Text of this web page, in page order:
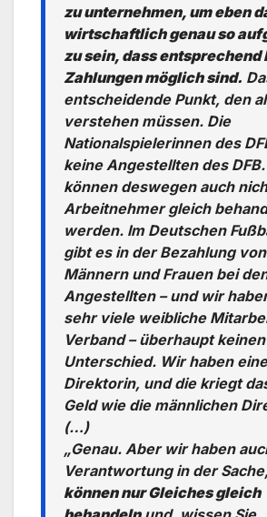
zu unternehmen, um eben
wirtschaftlich genau so
zu sein, dass entsprechend
Zahlungen möglich sind.
entscheidende Punkt, den
verstehen müssen. Die
Nationalspielerinnen des
keine Angestellten des DFB.
können deswegen auch
Arbeitnehmer gleich
werden. Im Deutschen
gibt es in der Bezahlung von
Männern und Frauen bei
Angestellten – und wir
sehr viele weibliche
Verband – überhaupt keinen
Unterschied. Wir haben eine
Direktorin, und die kriegt
Geld wie die männlichen
(…)
„Genau. Aber wir haben
Verantwortung in der
können nur Gleiches gleich